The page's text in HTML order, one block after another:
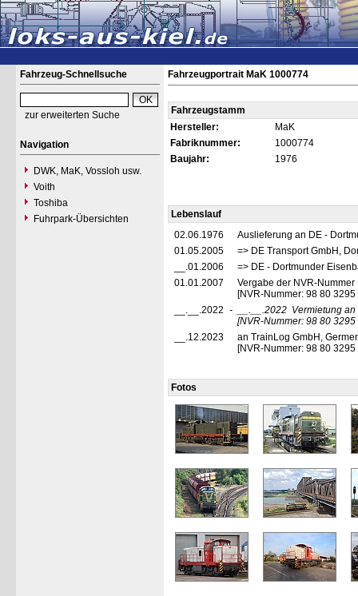
Fahrzeug-Schnellsuche
zur erweiterten Suche
Navigation
DWK, MaK, Vossloh usw.
Voith
Toshiba
Fuhrpark-Übersichten
Fahrzeugportrait MaK 1000774
Fahrzeugstamm
Hersteller:
MaK
Fabriknummer:
1000774
Baujahr:
1976
Lebenslauf
02.06.1976
Auslieferung an DE -
01.05.2005
=> DE Transport GmbH,
__.01.2006
=> DE - Dortmunder
01.01.2007
Vergabe der NVR-Nummer
[NVR-Nummer: 98 80
__.__.2022 - __.__.2022 Vermietung
[NVR-Nummer: 98 80
__.12.2023
an TrainLog GmbH,
[NVR-Nummer: 98 80
Fotos